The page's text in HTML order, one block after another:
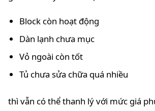
Block còn hoạt động
Dàn lạnh chưa mục
Vỏ ngoài còn tốt
Tủ chưa sửa chữa quá nhiều
thì vẫn có thể thanh lý với mức giá